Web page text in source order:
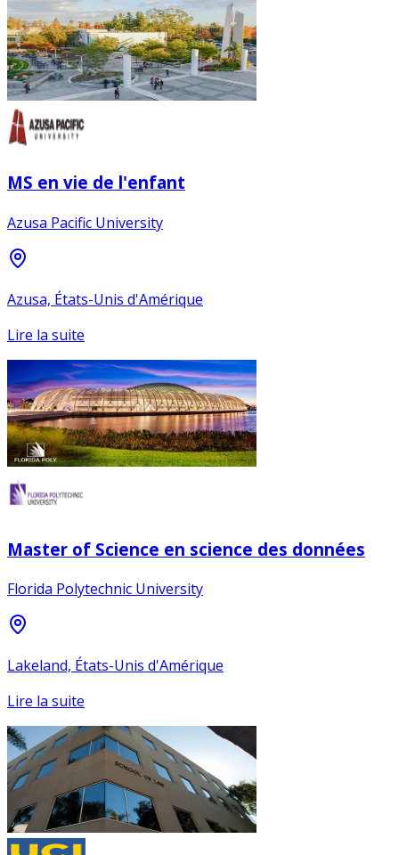
MS en vie de l'enfant
Azusa Pacific University
Azusa, États-Unis d'Amérique
Lire la suite
Master of Science en science des données
Florida Polytechnic University
Lakeland, États-Unis d'Amérique
Lire la suite